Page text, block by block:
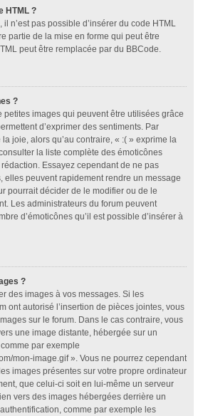
HTML ?
n’est pas possible d’insérer du code HTML
partie de la mise en forme qui peut être
peut être remplacée par du BBCode.
?
petites images qui peuvent être utilisées grâce
d’exprimer des sentiments. Par
joie, alors qu’au contraire, « :( » exprime la
la liste complète des émoticônes
Essayez cependant de ne pas
elles peuvent rapidement rendre un message
pourrait décider de le modifier ou de le
Les administrateurs du forum peuvent
d’émoticônes qu’il est possible d’insérer à
?
des images à vos messages. Si les
ont autorisé l’insertion de pièces jointes, vous
sur le forum. Dans le cas contraire, vous
une image distante, hébergée sur un
par exemple
mon-image.gif ». Vous ne pourrez cependant
images présentes sur votre propre ordinateur
que celui-ci soit en lui-même un serveur
vers des images hébergées derrière un
comme par exemple les